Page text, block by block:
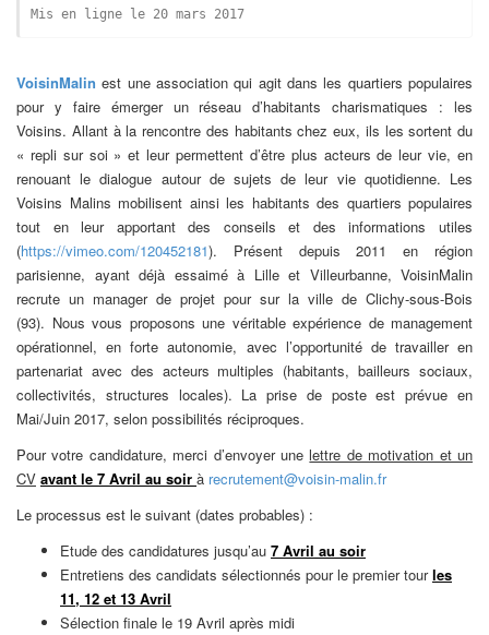
Mis en ligne le 20 mars 2017
VoisinMalin est une association qui agit dans les quartiers populaires
pour y faire émerger un réseau d’habitants charismatiques : les
Voisins. Allant à la rencontre des habitants chez eux, ils les sortent du
« repli sur soi » et leur permettent d’être plus acteurs de leur vie, en
renouant le dialogue autour de sujets de leur vie quotidienne. Les
Voisins Malins mobilisent ainsi les habitants des quartiers populaires
tout en leur apportant des conseils et des informations utiles
(https://vimeo.com/120452181). Présent depuis 2011 en région
parisienne, ayant déjà essaimé à Lille et Villeurbanne, VoisinMalin
recrute un manager de projet pour sur la ville de Clichy-sous-Bois
(93). Nous vous proposons une véritable expérience de management
opérationnel, en forte autonomie, avec l’opportunité de travailler en
partenariat avec des acteurs multiples (habitants, bailleurs sociaux,
collectivités, structures locales). La prise de poste est prévue en
Mai/Juin 2017, selon possibilités réciproques.
Pour votre candidature, merci d’envoyer unelettre de motivation et un
CV avant le 7 Avril au soir à recrutement@voisin-malin.fr
Le processus est le suivant (dates probables) :
Etude des candidatures jusqu’au 7 Avril au soir
Entretiens des candidats sélectionnés pour le premier tourles
11, 12 et 13 Avril
Sélection finale le 19 Avril après midi